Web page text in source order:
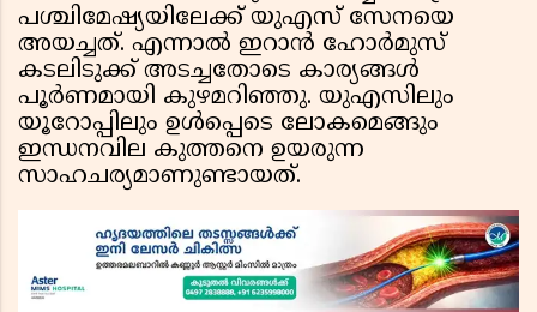
പശ്ചിമേഷ്യയിലേക്ക് യുഎസ് സേനയെ
അയച്ചത്. എന്നാൽ ഇറാൻ ഹോർമുസ്
കടലിടുക്ക് അടച്ചതോടെ കാര്യങ്ങൾ
പൂർണമായി കുഴമറിഞ്ഞു. യുഎസിലും
യൂറോപ്പിലും ഉൾപ്പെടെ ലോകമെങ്ങും
ഇന്ധനവില കുത്തനെ ഉയരുന്ന
സാഹചര്യമാണുണ്ടായത്.